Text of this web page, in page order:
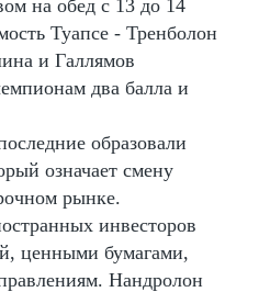
на обед с 13 до 14
Туапсе - Тренболон
и Галлямов
два балла и
образовали
означает смену
рынке.
инвесторов
ценными бумагами,
Нандролон